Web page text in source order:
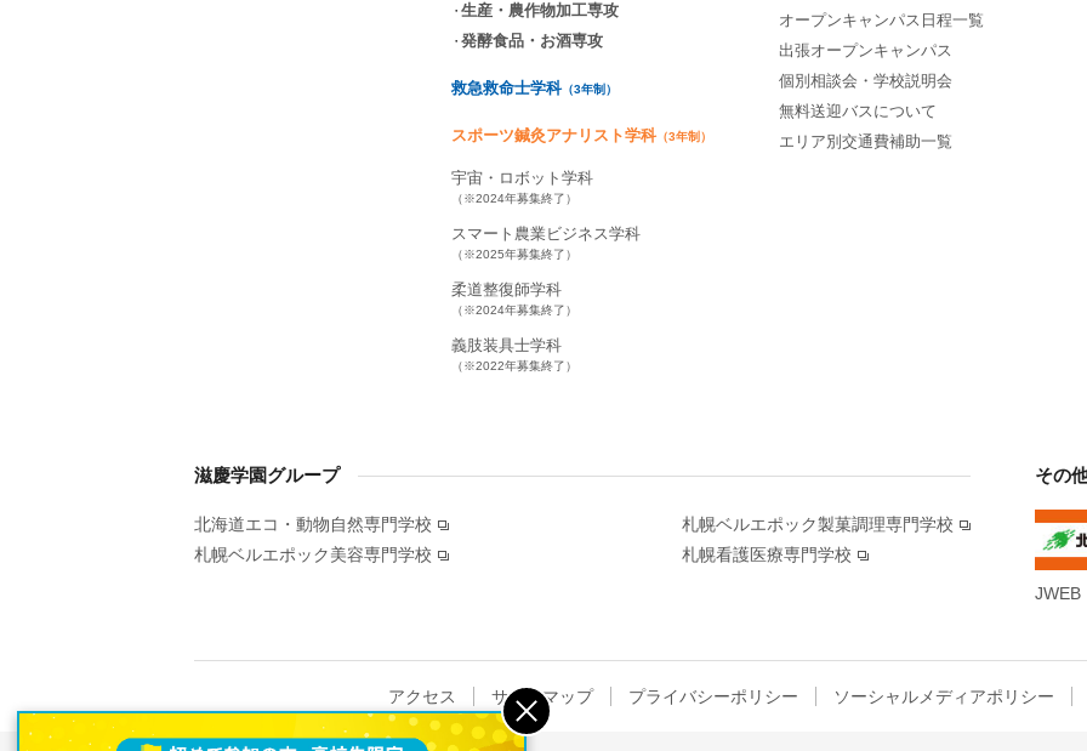
生産・農作物加工専攻
発酵食品・お酒専攻
救急救命士学科（3年制）
スポーツ鍼灸アナリスト学科（3年制）
宇宙・ロボット学科
（※2024年募集終了）
スマート農業ビジネス学科
（※2025年募集終了）
柔道整復師学科
（※2024年募集終了）
義肢装具士学科
（※2022年募集終了）
オープンキャンパス日程一覧
出張オープンキャンパス
個別相談会・学校説明会
無料送迎バスについて
エリア別交通費補助一覧
滋慶学園グループ
北海道エコ・動物自然専門学校
札幌ベルエポック美容専門学校
札幌ベルエポック製菓調理専門学校
札幌看護医療専門学校
その
JWEB
アクセス サイトマップ プライバシーポリシー ソーシャルメディアポリシー